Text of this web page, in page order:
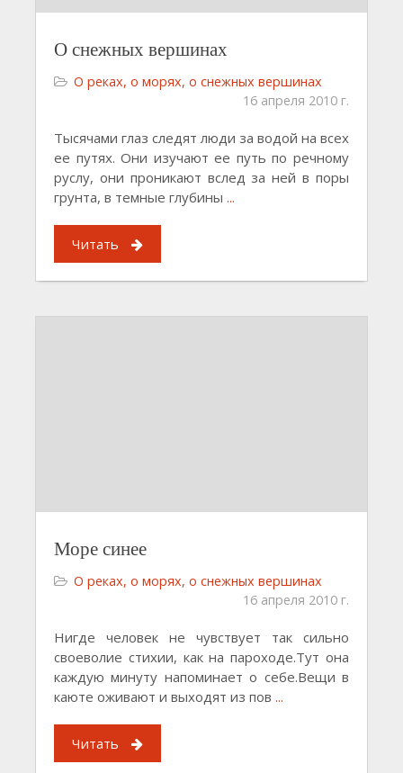
О снежных вершинах
О реках, о морях, о снежных вершинах
16 апреля 2010 г.
Тысячами глаз следят люди за водой на всех
ее путях. Они изучают ее путь по речному
руслу, они проникают вслед за ней в поры
грунта, в темные глубины ...
Читать
Море синее
О реках, о морях, о снежных вершинах
16 апреля 2010 г.
Нигде человек не чувствует так сильно
своеволие стихии, как на пароходе.Тут она
каждую минуту напоминает о себе.Вещи в
каюте оживают и выходят из пов ...
Читать